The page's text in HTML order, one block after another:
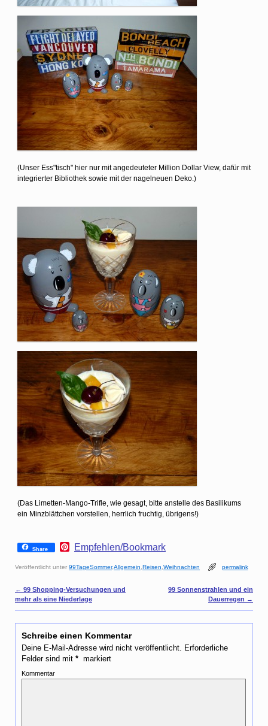
(Unser Ess"tisch" hier nur mit angedeuteter Million Dollar View, dafür mit
integrierter Bibliothek sowie mit der nagelneuen Deko.)
(Das Limetten-Mango-Trifle, wie gesagt, bitte anstelle des Basilikums
ein Minzblättchen vorstellen, herrlich fruchtig, übrigens!)
Share
P
n
e
r
e
s
t
Empfehlen/Bookmark
Veröffentlicht unter 99TageSommer,Allgemein Reisen Weihnachten permalink
Artikelnavigation
← 99 Shopping-Versuchungen und
mehr als eine Niederlage
99 Sonnenstrahlen und ein
Dauerregen →
Schreibe einen Kommentar
Deine E-Mail-Adresse wird nicht veröffentlicht. Erforderliche
Felder sind mit * markiert
Kommentar